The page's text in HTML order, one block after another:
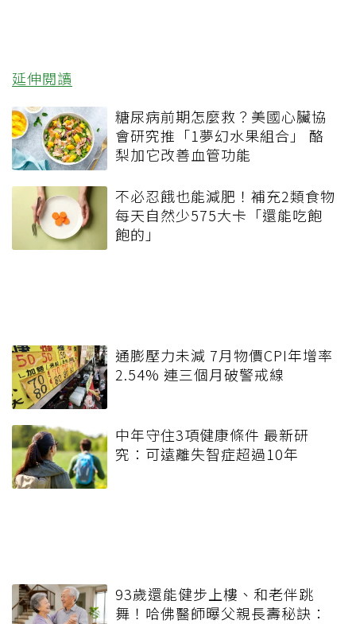
延伸閱讀
糖尿病前期怎麼救？美國心臟協
會研究推「1夢幻水果組合」 酪
梨加它改善血管功能
不必忍餓也能減肥！補充2類食物
每天自然少575大卡「還能吃飽
飽的」
通膨壓力未減 7月物價CPI年增率
2.54% 連三個月破警戒線
中年守住3項健康條件 最新研
究：可遠離失智症超過10年
93歲還能健步上樓、和老伴跳
舞！哈佛醫師曝父親長壽秘訣：